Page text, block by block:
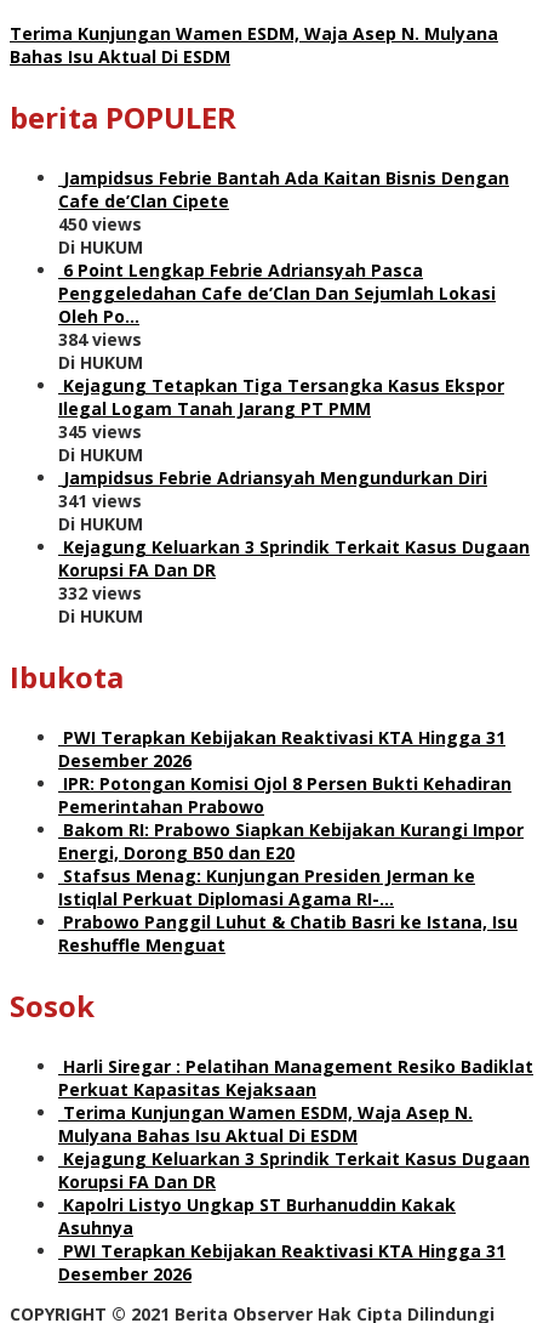
Terima Kunjungan Wamen ESDM, Waja Asep N. Mulyana
Bahas Isu Aktual Di ESDM
berita POPULER
Jampidsus Febrie Bantah Ada Kaitan Bisnis Dengan
Cafe de’Clan Cipete
450 views
Di HUKUM
6 Point Lengkap Febrie Adriansyah Pasca
Penggeledahan Cafe de’Clan Dan Sejumlah Lokasi
Oleh Po…
384 views
Di HUKUM
Kejagung Tetapkan Tiga Tersangka Kasus Ekspor
Ilegal Logam Tanah Jarang PT PMM
345 views
Di HUKUM
Jampidsus Febrie Adriansyah Mengundurkan Diri
341 views
Di HUKUM
Kejagung Keluarkan 3 Sprindik Terkait Kasus Dugaan
Korupsi FA Dan DR
332 views
Di HUKUM
Ibukota
PWI Terapkan Kebijakan Reaktivasi KTA Hingga 31
Desember 2026
IPR: Potongan Komisi Ojol 8 Persen Bukti Kehadiran
Pemerintahan Prabowo
Bakom RI: Prabowo Siapkan Kebijakan Kurangi Impor
Energi, Dorong B50 dan E20
Stafsus Menag: Kunjungan Presiden Jerman ke
Istiqlal Perkuat Diplomasi Agama RI-…
Prabowo Panggil Luhut & Chatib Basri ke Istana, Isu
Reshuffle Menguat
Sosok
Harli Siregar : Pelatihan Management Resiko Badiklat
Perkuat Kapasitas Kejaksaan
Terima Kunjungan Wamen ESDM, Waja Asep N.
Mulyana Bahas Isu Aktual Di ESDM
Kejagung Keluarkan 3 Sprindik Terkait Kasus Dugaan
Korupsi FA Dan DR
Kapolri Listyo Ungkap ST Burhanuddin Kakak
Asuhnya
PWI Terapkan Kebijakan Reaktivasi KTA Hingga 31
Desember 2026
COPYRIGHT © 2021 Berita Observer Hak Cipta Dilindungi